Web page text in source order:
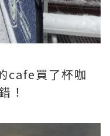
cafe買了杯咖
！